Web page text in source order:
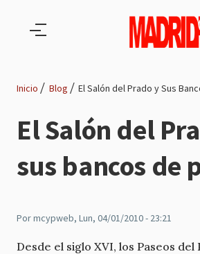
Ruta
de
navegación
Inicio Blog El Salón del Prado y Sus
El Salón del
sus bancos de
Pormcypweb, Lun, 04/01/2010 - 23:21
Desde el siglo XVI, los Paseos